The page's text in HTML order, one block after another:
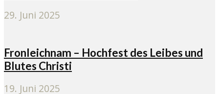
29. Juni 2025
Fronleichnam – Hochfest des Leibes und
Blutes Christi
19. Juni 2025